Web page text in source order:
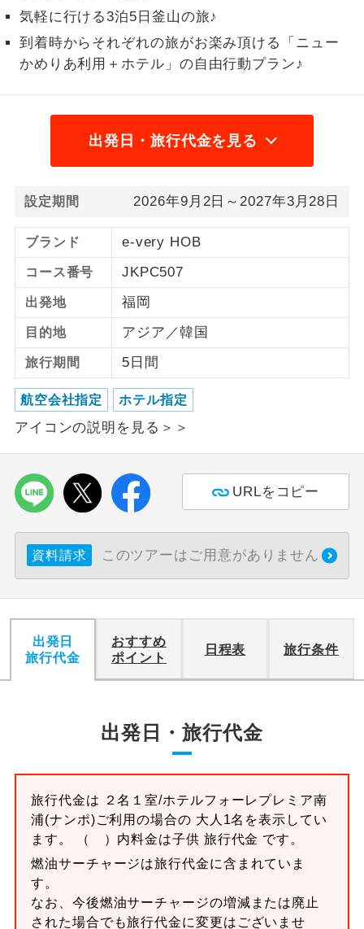
気軽に行ける3泊5日釜山の旅♪
到着時からそれぞれの旅がお楽み頂ける「ニュー
かめりあ利用＋ホテル」の自由行動プラン♪
出発日・旅行代金を見る
設定期間 2026年9月2日～2027年3月28日
ブランド e-very HOB
コース番号 JKPC507
出発地 福岡
目的地 アジア／韓国
旅行期間 5日間
航空会社指定 ホテル指定
アイコンの説明を見る＞＞
URLをコピー
資料請求 このツアーはご用意がありません
出発日
旅行代金
おすすめ
ポイント
日程表 旅行条件
出発日・旅行代金
旅行代金は ２名１室/ホテルフォーレプレミア南
浦(ナンポ)ご利用の場合の 大人1名を表示してい
ます。 （ ）内料金は子供 旅行代金 です。
燃油サーチャージは旅行代金に含まれていま
す。
なお、今後燃油サーチャージの増減または廃止
された場合でも旅行代金に変更はございませ
1名様1室同代
1名様1室利用でも追加料金がかからない
コースです。
ご夫婦限定でご参加いただけるコースで
す。
航空会社指定
利用航空会社が指定なので、ご出発の計
画にとても便利です。
ホテル指定
ご紹介するホテルを指定したコースで
す。